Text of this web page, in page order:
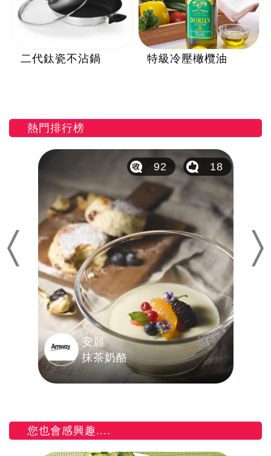
二代鈦瓷不沾鍋 特級冷壓橄欖油
熱門排行榜
Previous
安麗
抹茶奶酪
92 18
Next
您也會感興趣....